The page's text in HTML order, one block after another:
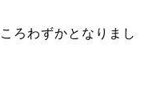
ろわずかとなりまし